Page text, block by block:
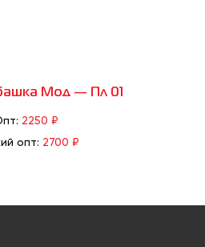
Мод — Пл 01
2250 ₽
опт: 2700 ₽